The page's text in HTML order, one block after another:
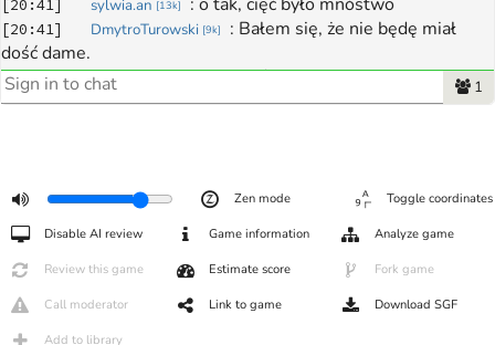
[20:41] sylwia.an [13k]
[20:41] DmytroTurowski [9k] : Bałem się, że nie będę miał
dość dame.
[20:42] sylwia.an : ale jakoś nie przeliczyłam dobrze
[20:42] DmytroTurowski [9k] : ale to wystarczyło
December 25, 2022
15:48] koszu1995 ] Review: ##994833
1
Zen mode Toggle coordinates
Disable AI review Game information Analyze game
Review this game Estimate score Fork game
Call moderator Link to game Download SGF
Add to library